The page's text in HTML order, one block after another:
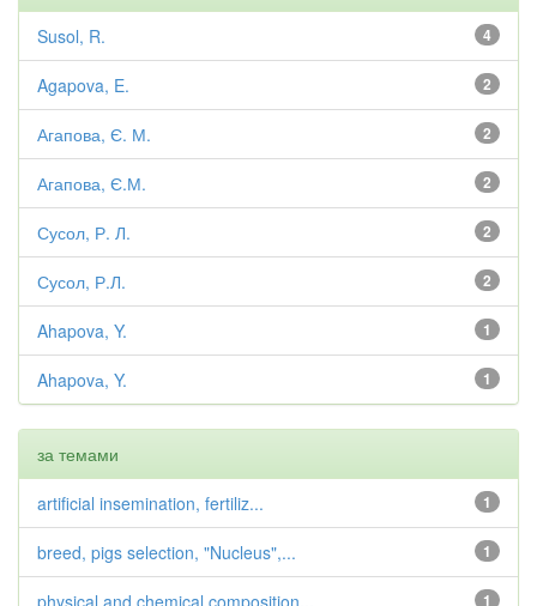
4
Susol, R.
2
Agapova, E.
2
Агапова, Є. М.
2
Агапова, Є.М.
2
Сусол, Р. Л.
2
Сусол, Р.Л.
1
Ahapova, Y.
1
Ahapovа, Y.
за темами
1
artificial insemination, fertiliz...
1
breed, pigs selection, "Nucleus",...
1
physical and chemical composition...